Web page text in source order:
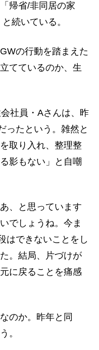
帰省/非同居の家
続いている。
の行動を踏まえた
てているのか、生
社員・Aさんは、昨
ったという。雑然と
取り入れ、整理整
影もない」と自嘲
、と思っています
でしょうね。今ま
はできないことをし
。結局、片づけが
に戻ることを痛感
のか。昨年と同
。